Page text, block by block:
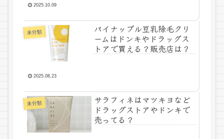
2025.10.09
未分類
パイナップル豆乳除毛クリ
ームはドンキやドラッグス
トアで買える？販売店は？
2025.08.23
未分類
サラフィネはマツキヨなど
ドラッグストアやドンキで
売ってる？